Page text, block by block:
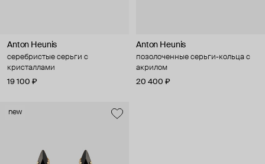
Anton Heunis
серебристые серьги с
кристаллами
19 100 ₽
Anton Heunis
позолоченные серьги-кольца с
акрилом
20 400 ₽
new